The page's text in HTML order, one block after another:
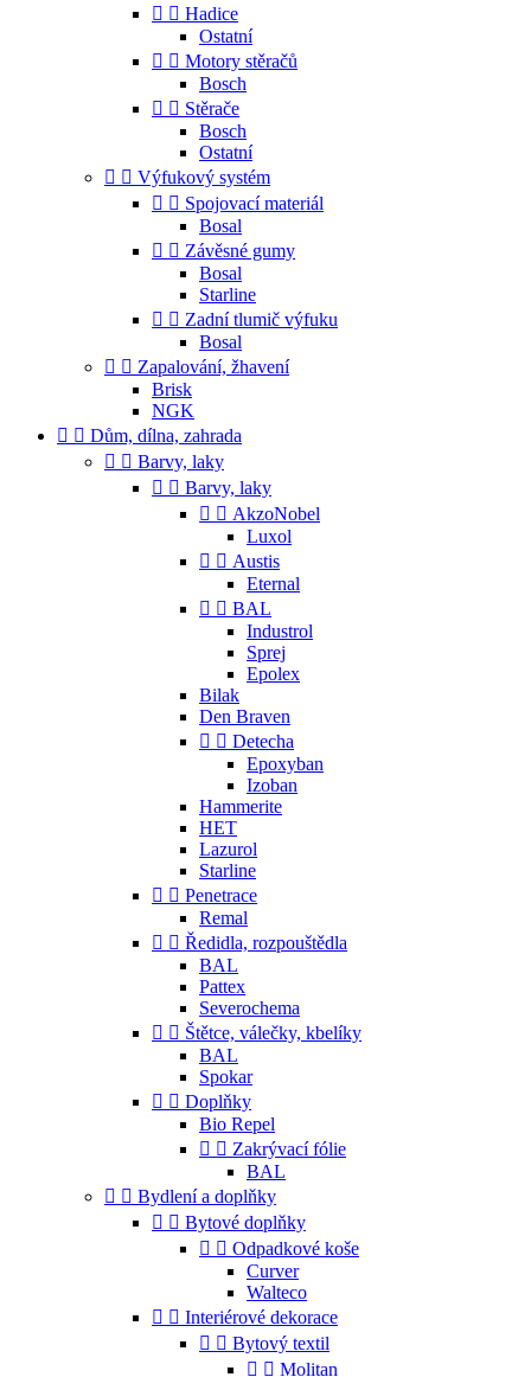
  Hadice
Ostatní
  Motory stěračů
Bosch
  Stěrače
Bosch
Ostatní
  Výfukový systém
  Spojovací materiál
Bosal
  Závěsné gumy
Bosal
Starline
  Zadní tlumič výfuku
Bosal
  Zapalování, žhavení
Brisk
NGK
  Dům, dílna, zahrada
  Barvy, laky
  Barvy, laky
  AkzoNobel
Luxol
  Austis
Eternal
  BAL
Industrol
Sprej
Epolex
Bilak
Den Braven
  Detecha
Epoxyban
Izoban
Hammerite
HET
Lazurol
Starline
  Penetrace
Remal
  Ředidla, rozpouštědla
BAL
Pattex
Severochema
  Štětce, válečky, kbelíky
BAL
Spokar
  Doplňky
Bio Repel
  Zakrývací fólie
BAL
  Bydlení a doplňky
  Bytové doplňky
  Odpadkové koše
Curver
Walteco
  Interiérové dekorace
  Bytový textil
  Molitan